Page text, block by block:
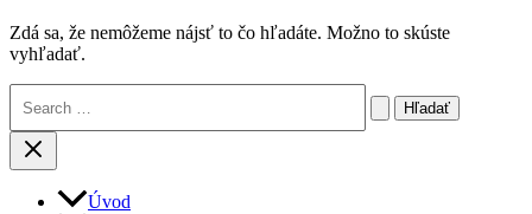
Zdá sa, že nemôžeme nájsť to čo hľadáte. Možno to skúste
vyhľadať.
Vyhľadať:
Úvod